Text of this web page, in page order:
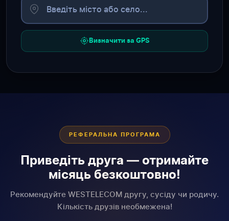
Визначити за GPS
РЕФЕРАЛЬНА ПРОГРАМА
Приведіть друга — отримайте
місяць безкоштовно!
Рекомендуйте WESTELECOM другу, сусіду чи родичу.
Кількість друзів необмежена!